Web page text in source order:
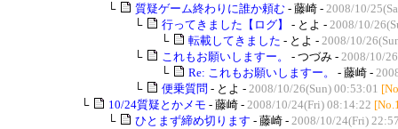
└
質疑ゲーム終わりに誰か頼む - 藤崎 - 2008/10/
└
行ってきました【ログ】 - とよ - 2008/10/
└
転載してきました - とよ - 2008/10/
└
これもお願いしますー。 - つづみ - 2008/10/
└
Re: これもお願いしますー。 - 藤崎 -
└
便乗質問 - とよ - 2008/10/26(Sun) 00:53:01
└
10/24質疑とかメモ - 藤崎 - 2008/10/24(Fri) 08:14:22
└
ひとまず締め切ります - 藤崎 - 2008/10/24(Fri)